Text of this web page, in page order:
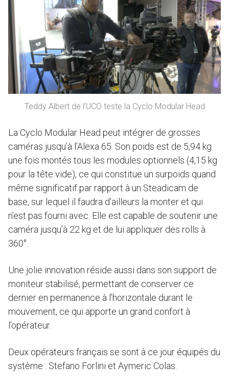
Teddy Albert de l’UCO teste la Cyclo Modular Head
La Cyclo Modular Head peut intégrer de grosses
caméras jusqu’à l’Alexa 65. Son poids est de 5,94 kg
une fois montés tous les modules optionnels (4,15 kg
pour la tête vide), ce qui constitue un surpoids quand
même significatif par rapport à un Steadicam de
base, sur lequel il faudra d’ailleurs la monter et qui
n’est pas fourni avec. Elle est capable de soutenir une
caméra jusqu’à 22 kg et de lui appliquer des rolls à
360°.
Une jolie innovation réside aussi dans son support de
moniteur stabilisé, permettant de conserver ce
dernier en permanence à l’horizontale durant le
mouvement, ce qui apporte un grand confort à
l’opérateur.
Deux opérateurs français se sont à ce jour équipés du
système : Stefano Forlini et Aymeric Colas.